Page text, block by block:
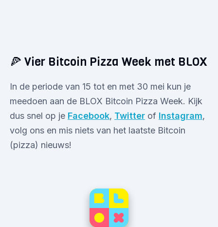
🍕 Vier Bitcoin Pizza Week met BLOX
In de periode van 15 tot en met 30 mei kun je
meedoen aan de BLOX Bitcoin Pizza Week. Kijk
dus snel op je Facebook, Twitter of Instagram,
volg ons en mis niets van het laatste Bitcoin
(pizza) nieuws!